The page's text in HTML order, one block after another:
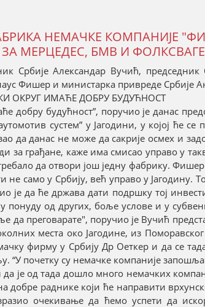
НЕМАЧКЕ КОМПАНИЈЕ
МЕРЦЕДЕС, БМВ И
Србије Александар Вучић,
Фишер и министарка привреде Србије
ОКРУГ ИМАЋЕ ДОБРУ БУДУЋНОСТ
добру будућност”, поручио је данас
сyстем” у Јагодини, у којој ће
да данас не може да сакрије осмех и
за грађане, каже има смисао управо у
да отвори још једну фабрику.
само у Србију, већ управо у Јагодину.
је да ће држава дати подршку тој
од других, боље услове и у
да преговарате", поручио је Вучић
места око Јагодине, из
фирму у Србију Др Оеткер и да се
“У почетку су немачке компаније
да је од тада дошло много немачких
добре раднике који ће направити
очекивање да ћемо успети да